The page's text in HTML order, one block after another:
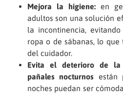
Mejora la higiene: en
adultos son una solución
la incontinencia,
ropa o de sábanas, lo
del cuidador.
Evita el deterioro de la
pañales nocturnos están
noches puedan ser